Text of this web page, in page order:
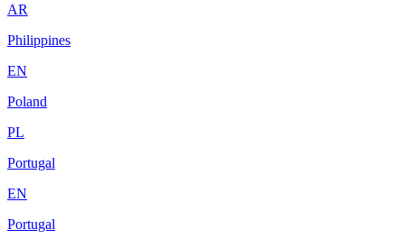
AR
Philippines
EN
Poland
PL
Portugal
EN
Portugal